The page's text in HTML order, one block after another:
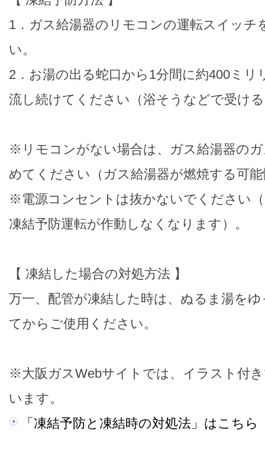
1．ガス給湯器のリモコンの運転スイッチ
い。
2．お湯の出る蛇口から1分間に約400ミリ
流し続けてください（浴そうなどで受け
※リモコンがない場合は、ガス給湯器の
めてください（ガス給湯器が燃焼する可
※電源コンセントは抜かないでください
凍結予防運転が作動しなくなります）。
【 凍結した場合の対処方法 】
万一、配管が凍結した時は、ぬるま湯を
てからご使用ください。
※大阪ガスWebサイトでは、イラスト付
います。
「凍結予防と凍結時の対処法」はこちら